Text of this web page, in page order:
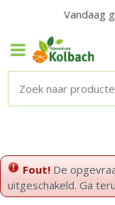
Vandaag
Fout! De
uitgeschakeld. Ga